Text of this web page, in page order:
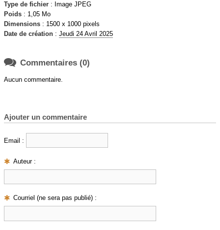
Type de fichier : Image JPEG
Poids : 1,05 Mo
Dimensions : 1500 x 1000 pixels
Date de création : Jeudi 24 Avril 2025
 Commentaires (0)
Aucun commentaire.
Ajouter un commentaire
Email :
Auteur :
Courriel (ne sera pas publié) :